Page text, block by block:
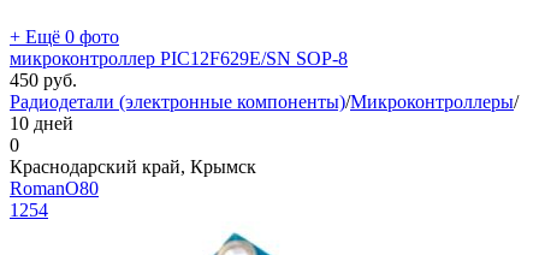
+ Ещё 0 фото
микроконтроллер PIC12F629E/SN SOP-8
450 руб.
Радиодетали (электронные компоненты)/Микроконтроллеры/
10 дней
0
Краснодарский край, Крымск
RomanO80
1254